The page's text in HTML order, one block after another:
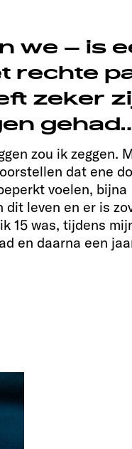
we – is
rechte
zeker
zou ik zeggen.
dat ene
voelen, bijna
leven en er is
15 was, tijdens
en daarna een